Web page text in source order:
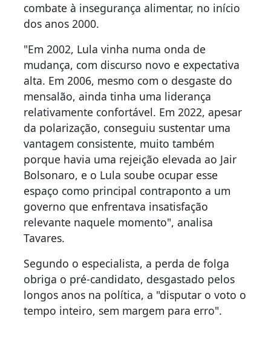
combate à insegurança alimentar, no início
dos anos 2000.
"Em 2002, Lula vinha numa onda de
mudança, com discurso novo e expectativa
alta. Em 2006, mesmo com o desgaste do
mensalão, ainda tinha uma liderança
relativamente confortável. Em 2022, apesar
da polarização, conseguiu sustentar uma
vantagem consistente, muito também
porque havia uma rejeição elevada ao Jair
Bolsonaro, e o Lula soube ocupar esse
espaço como principal contraponto a um
governo que enfrentava insatisfação
relevante naquele momento", analisa
Tavares.
Segundo o especialista, a perda de folga
obriga o pré-candidato, desgastado pelos
longos anos na política, a "disputar o voto o
tempo inteiro, sem margem para erro".